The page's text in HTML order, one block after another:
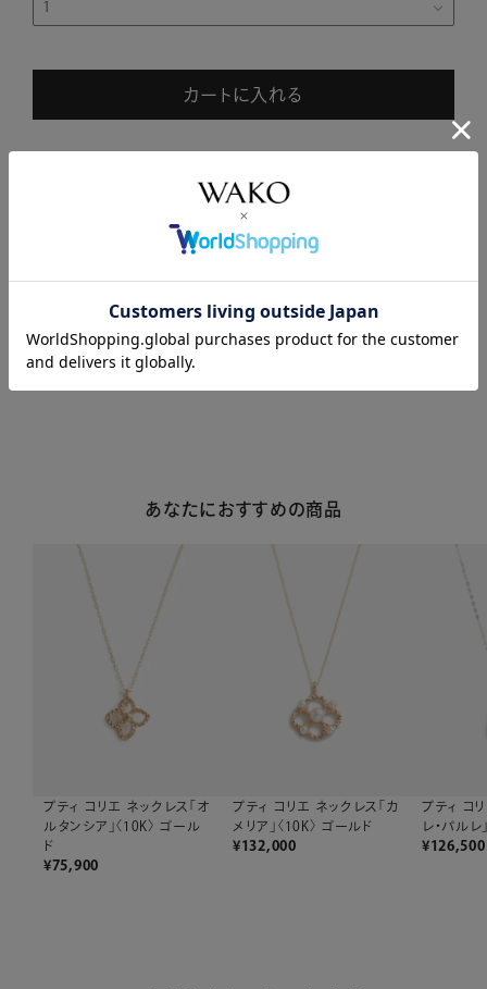
カートに入れる
注意事項・キャンセル・返品
あなたにおすすめの商品
プティ コリエ ネックレス「オ
ルタンシア」〈10K〉 ゴール
ド
¥75,900
プティ コリエ ネックレス「カ
メリア」〈10K〉 ゴールド
¥132,000
プティ コ
レ・パルレ
¥126,500